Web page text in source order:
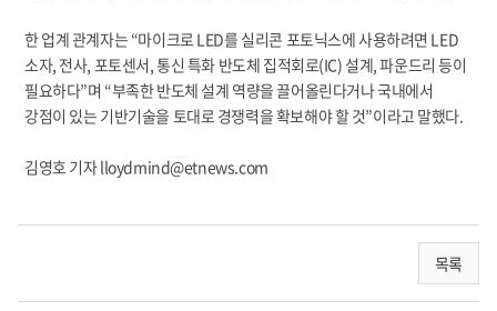
한 업계 관계자는 “마이크로 LED를 실리콘 포토닉스에 사용하려면 LED
소자, 전사, 포토센서, 통신 특화 반도체 집적회로(IC) 설계, 파운드리 등이
필요하다”며 “부족한 반도체 설계 역량을 끌어올린다거나 국내에서
강점이 있는 기반기술을 토대로 경쟁력을 확보해야 할 것”이라고 말했다.
김영호 기자 lloydmind@etnews.com
목록